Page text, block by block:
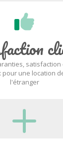
satisfaction
une location
l'étranger